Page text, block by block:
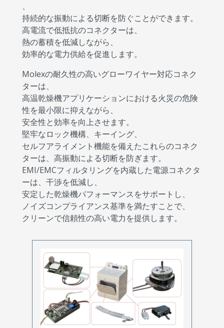
、
持続的な振動による切断を防ぐことができます。
高電流で低抵抗のコネクターは、
熱の蓄積を低減しながら、
効率的な電力供給を促進します。
Molexの耐久性の高いグローワイヤー対応コネク
ターは、
高温乾燥機アプリケーションにおける火災の危険
性を最小限に抑えながら、
安全性と効率を向上させます。
堅牢なロック機構、キーイング、
セルフアライメント機能を備えたこれらのコネク
ターは、高振動による切断を防ぎます。
EMI/EMCフィルタリングを内蔵した電源コネクタ
ーは、干渉を低減し、
安定した乾燥機パフォーマンスをサポートし、
ノイズコンプライアンス基準を満たすことで、
クリーンで信頼性の高い電力を提供します。